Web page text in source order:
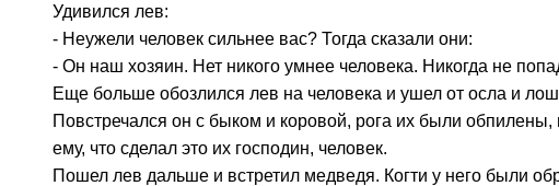
Удивился лев:
- Неужели человек сильнее вас? Тогда сказали они:
- Он наш хозяин. Нет никого умнее человека. Никогда не
Еще больше обозлился лев на человека и ушел от осла и
Повстречался он с быком и коровой, рога их были
ему, что сделал это их господин, человек.
Пошел лев дальше и встретил медведя. Когти у него были